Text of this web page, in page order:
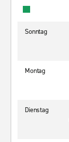
Sonntag
Montag
Dienstag